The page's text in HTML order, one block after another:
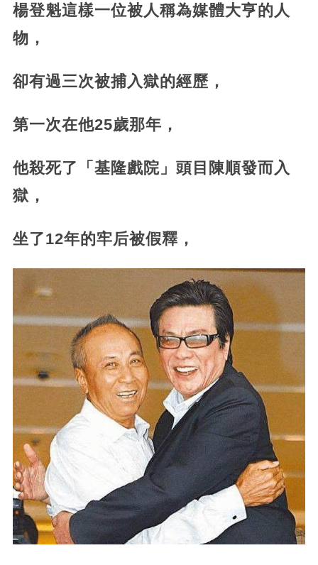
楊登魁這樣一位被人稱為媒體大亨的人
物，
卻有過三次被捕入獄的經歷，
第一次在他25歲那年，
他殺死了「基隆戲院」頭目陳順發而入
獄，
坐了12年的牢后被假釋，